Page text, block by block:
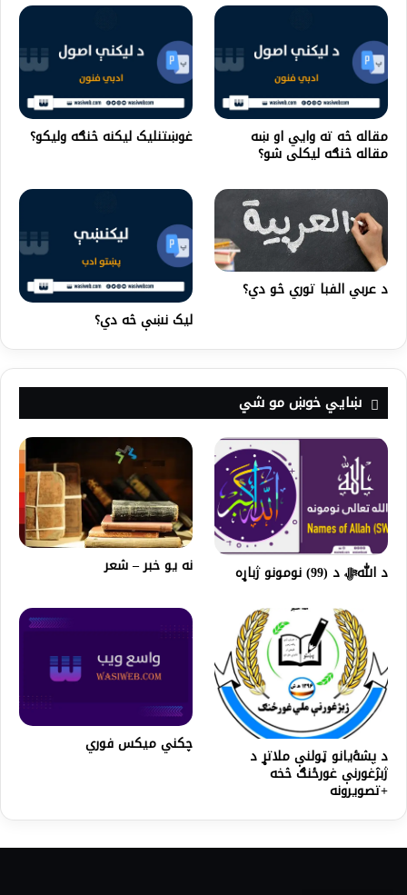
مقاله څه ته وايي او ښه
مقاله څنګه لیکلی شو؟
غوښتنليک ليکنه څنګه ولیکو؟
د عربي الفبا توري څو دي؟
لیک نښې څه دي‌؟
ښايي خوښ مو شي
د اللهﷻ د (99) نومونو ژباړه نه يو خبر – شعر
د پشۀیانو ټولنې ملاتړ د
ژبژغورنې غورځنګ څخه
+تصویرونه
چکني میکس فوري